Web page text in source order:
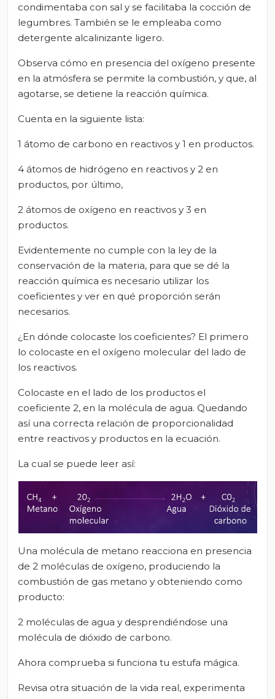
condimentaba con sal y se facilitaba la cocción de
legumbres. También se le empleaba como
detergente alcalinizante ligero.
Observa cómo en presencia del oxígeno presente
en la atmósfera se permite la combustión, y que, al
agotarse, se detiene la reacción química.
Cuenta en la siguiente lista:
1 átomo de carbono en reactivos y 1 en productos.
4 átomos de hidrógeno en reactivos y 2 en
productos, por último,
2 átomos de oxígeno en reactivos y 3 en
productos.
Evidentemente no cumple con la ley de la
conservación de la materia, para que se dé la
reacción química es necesario utilizar los
coeficientes y ver en qué proporción serán
necesarios.
¿En dónde colocaste los coeficientes? El primero
lo colocaste en el oxígeno molecular del lado de
los reactivos.
Colocaste en el lado de los productos el
coeficiente 2, en la molécula de agua. Quedando
así una correcta relación de proporcionalidad
entre reactivos y productos en la ecuación.
La cual se puede leer así:
Una molécula de metano reacciona en presencia
de 2 moléculas de oxígeno, produciendo la
combustión de gas metano y obteniendo como
producto:
2 moléculas de agua y desprendiéndose una
molécula de dióxido de carbono.
Ahora comprueba si funciona tu estufa mágica.
Revisa otra situación de la vida real, experimenta